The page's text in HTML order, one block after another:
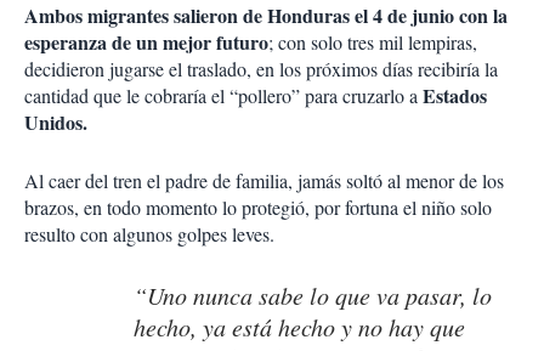
Ambos migrantes salieron de Honduras el 4 de junio con la
esperanza de un mejor futuro; con solo tres mil lempiras,
decidieron jugarse el traslado, en los próximos días recibiría la
cantidad que le cobraría el “pollero” para cruzarlo aEstados
Unidos.
Al caer del tren el padre de familia, jamás soltó al menor de los
brazos, en todo momento lo protegió, por fortuna el niño solo
resulto con algunos golpes leves.
“Uno nunca sabe lo que va pasar, lo
hecho, ya está hecho y no hay que